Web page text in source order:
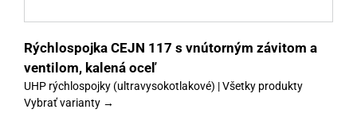
Rýchlospojka CEJN 117 s vnútorným závitom a
ventilom, kalená oceľ
UHP rýchlospojky (ultravysokotlakové) | Všetky produkty
Vybrať varianty →